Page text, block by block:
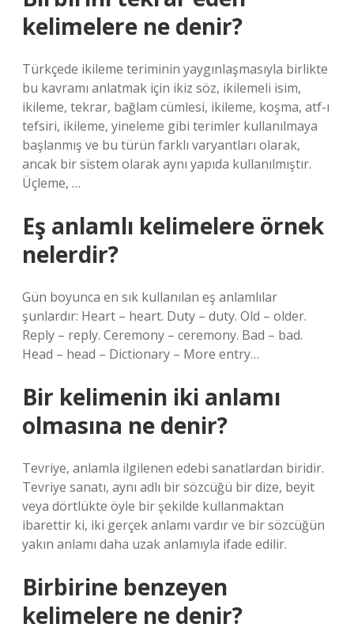
kelimelere ne denir?
Türkçede ikileme teriminin yaygınlaşmasıyla birlikte
bu kavramı anlatmak için ikiz söz, ikilemeli isim,
ikileme, tekrar, bağlam cümlesi, ikileme, koşma, atf-ı
tefsiri, ikileme, yineleme gibi terimler kullanılmaya
başlanmış ve bu türün farklı varyantları olarak,
ancak bir sistem olarak aynı yapıda kullanılmıştır.
Üçleme, …
Eş anlamlı kelimelere örnek
nelerdir?
Gün boyunca en sık kullanılan eş anlamlılar
şunlardır: Heart – heart. Duty – duty. Old – older.
Reply – reply. Ceremony – ceremony. Bad – bad.
Head – head – Dictionary – More entry…
Bir kelimenin iki anlamı
olmasına ne denir?
Tevriye, anlamla ilgilenen edebi sanatlardan biridir.
Tevriye sanatı, aynı adlı bir sözcüğü bir dize, beyit
veya dörtlükte öyle bir şekilde kullanmaktan
ibarettir ki, iki gerçek anlamı vardır ve bir sözcüğün
yakın anlamı daha uzak anlamıyla ifade edilir.
Birbirine benzeyen
kelimelere ne denir?